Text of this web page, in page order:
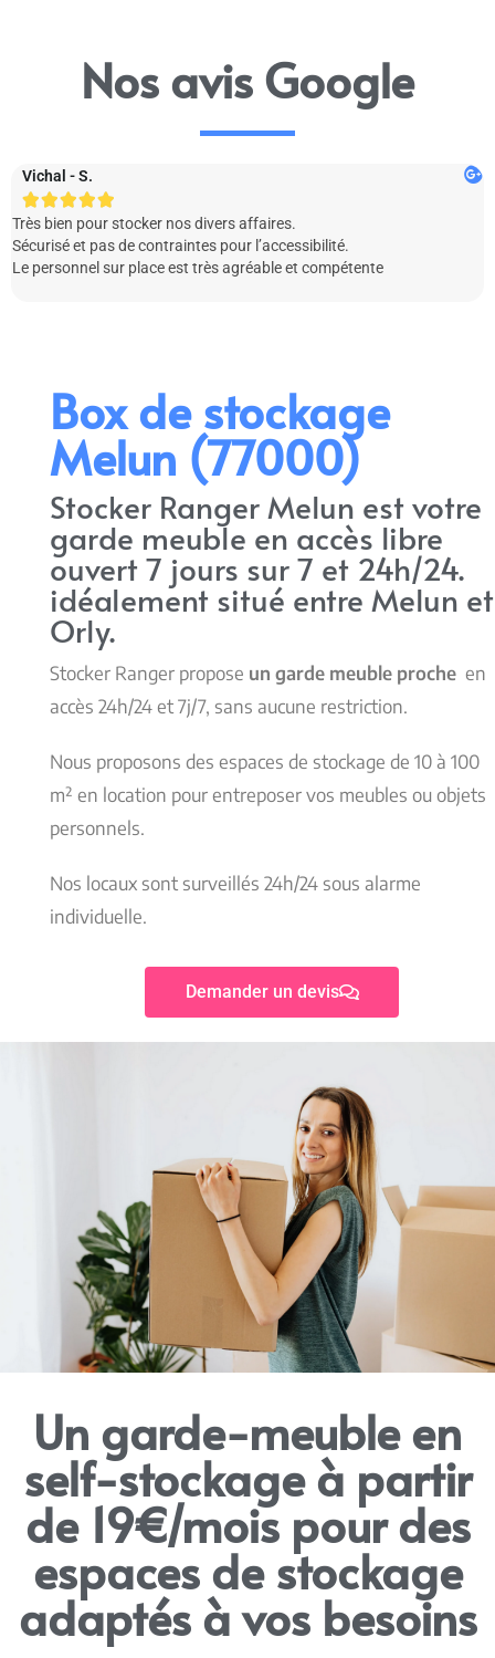
Nos avis Google
Vichal - S.

Très bien pour stocker nos divers affaires.
Sécurisé et pas de contraintes pour l’accessibilité.
Le personnel sur place est très agréable et compétente
Box de stockage
Melun (77000)
Stocker Ranger Melun est votre
garde meuble en accès libre
ouvert 7 jours sur 7 et 24h/24.
idéalement situé entre Melun et
Orly.
Stocker Ranger propose un garde meuble procheen
accès 24h/24 et 7j/7, sans aucune restriction.
Nous proposons des espaces de stockage de 10 à 100
m² en location pour entreposer vos meubles ou objets
personnels.
Nos locaux sont surveillés 24h/24 sous alarme
individuelle.
Demander un devis
Un garde-meuble en
self-stockage à partir
de 19€/mois pour des
espaces de stockage
adaptés à vos besoins